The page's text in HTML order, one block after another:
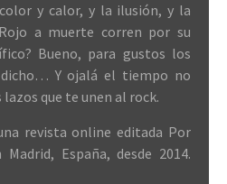
y calor, y la ilusión, y la
a muerte corren por su
Bueno, para gustos los
Y ojalá el tiempo no
que te unen al rock.
revista online editada Por
España, desde 2014.